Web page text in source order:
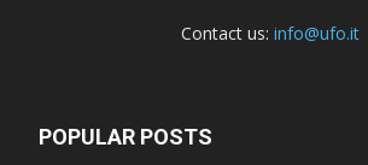
Contact us: info@ufo.it
POPULAR POSTS